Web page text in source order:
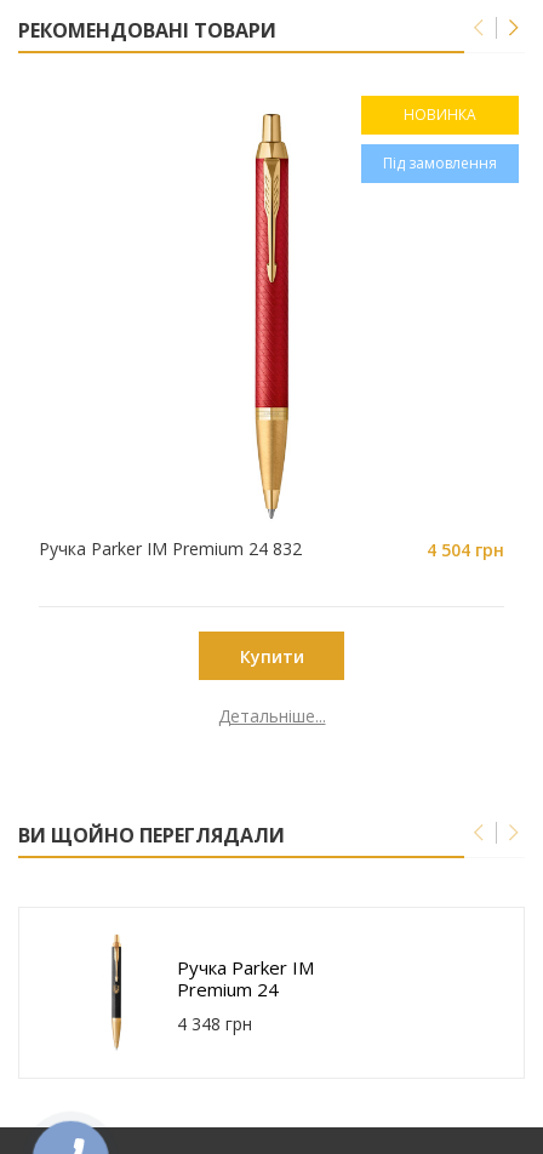
РЕКОМЕНДОВАНІ ТОВАРИ
НОВИНКА
Під замовлення
Ручка Parker IM Premium 24 832 4 504 грн
Купити
Детальніше...
ВИ ЩОЙНО ПЕРЕГЛЯДАЛИ
Ручка Parker IM
Premium 24
4 348 грн